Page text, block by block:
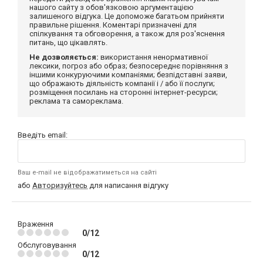
нашого сайту з обов'язковою аргументацією
залишеного відгука. Це допоможе багатьом прийняти
правильне рішення. Коментарі призначені для
спілкування та обговорення, а також для роз'яснення
питань, що цікавлять.
Не дозволяється: використання ненормативної
лексики, погроз або образ; безпосереднє порівняння з
іншими конкуруючими компаніями; безпідставні заяви,
що ображають діяльність компанії і / або її послуги;
розміщення посилань на сторонні інтернет-ресурси;
реклама та самореклама.
Введіть email:
Ваш e-mail не відображатиметься на сайті
або Авторизуйтесь для написання відгуку
Враження
0/12
Обслуговування
0/12